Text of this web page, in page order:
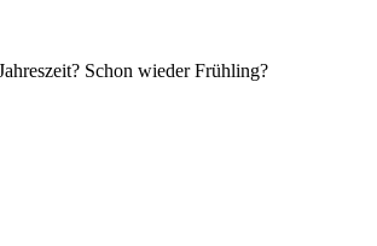
Schon wieder Frühling?